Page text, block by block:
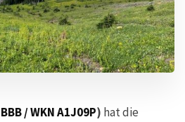
/ WKN A1J09P) hat die